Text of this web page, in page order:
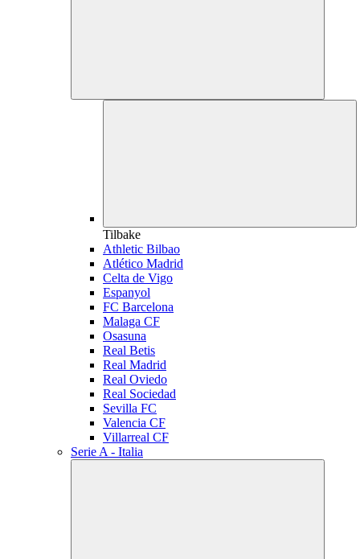
Tilbake
Athletic Bilbao
Atlético Madrid
Celta de Vigo
Espanyol
FC Barcelona
Malaga CF
Osasuna
Real Betis
Real Madrid
Real Oviedo
Real Sociedad
Sevilla FC
Valencia CF
Villarreal CF
Serie A - Italia